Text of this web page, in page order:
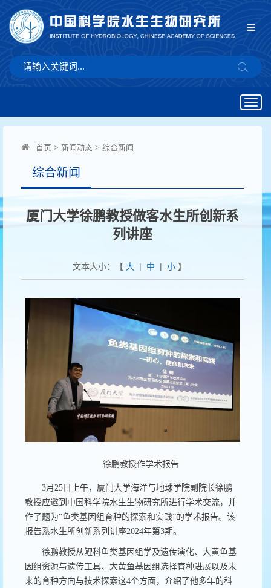
首页 > 新闻动态 > 综合新闻
综合新闻
厦门大学徐鹏教授做客水生所创新系
列讲座
文本大小：【 大| 中 | 小】
徐鹏教授作学术报告
3月25日上午，厦门大学海洋与地球学院副院长徐鹏
教授应邀到中国科学院水生生物研究所进行学术交流，并
作了题为“鱼类基因组育种的探索和实践”的学术报告。 该
报告系水生所创新系列讲座2024年第3期。
徐鹏教授从鲤科鱼类基因组学及遗传演化、大黄鱼基
因组资源与遗传工具、大黄鱼基因组选择育种进展以及未
来的育种方向与技术探索这4个方面，介绍了他多年的科